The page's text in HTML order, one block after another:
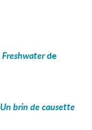
Freshwaterde
Un brin de causette